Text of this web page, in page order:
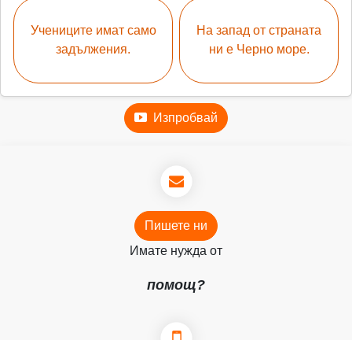
Учениците имат само
задължения.
На запад от страната
ни е Черно море.
Изпробвай
Пишете ни
Имате нужда от
помощ?